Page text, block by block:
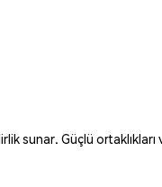
sunar. Güçlü